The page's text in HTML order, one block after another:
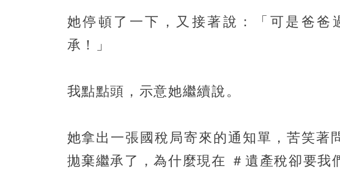
她停頓了一下，又接著說：「可是爸爸
承！」
我點點頭，示意她繼續說。
她拿出一張國稅局寄來的通知單，苦笑著
拋棄繼承了，為什麼現在 ＃遺產稅卻要我